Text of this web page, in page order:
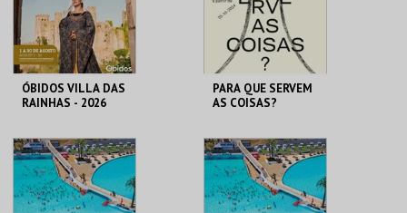
COMPRAR
ÓBIDOS VILLA DAS
RAINHAS - 2026
CERCA CASTELO DE
ÓBIDOS
MAIS INFO
PARA QUE SERVEM
AS COISAS?
MUDE
MAIS INFO